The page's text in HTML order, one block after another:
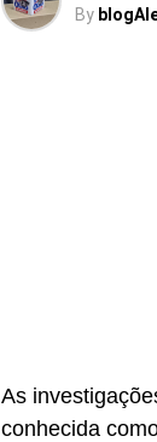
By
As
conhecida